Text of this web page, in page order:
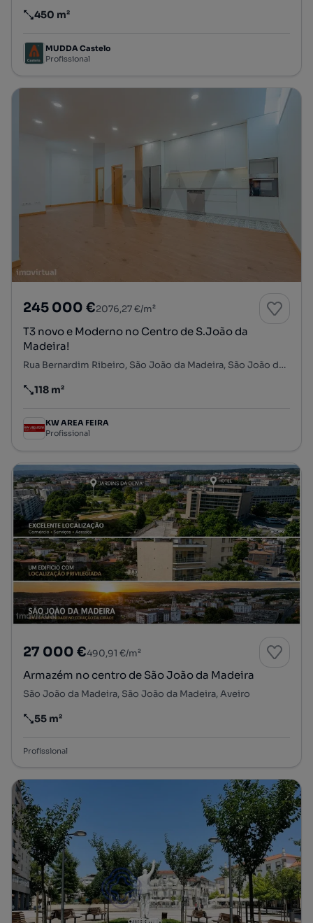
Preço por metro quadrado
450 m²
MUDDA Castelo
Profissional
245 000 €2076,27 €/m²
T3 novo e Moderno no Centro de S.João da
Madeira!
Rua Bernardim Ribeiro, São João da Madeira, São João da Madeira, Aveiro
Preço por metro quadrado
118 m²
KW AREA FEIRA
Profissional
27 000 €490,91 €/m²
Armazém no centro de São João da Madeira
São João da Madeira, São João da Madeira, Aveiro
Preço por metro quadrado
55 m²
Profissional